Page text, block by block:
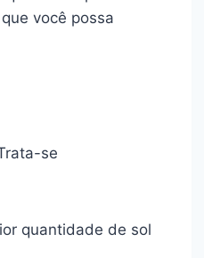
você possa
se
quantidade de sol